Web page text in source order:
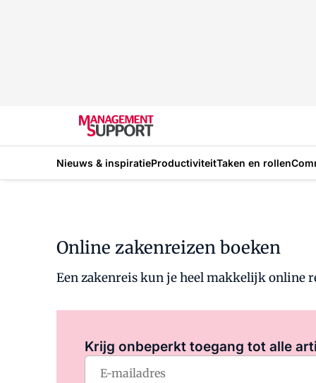
Nieuws & inspiratieProductiviteitTaken en rollen
Online zakenreizen boeken
Een zakenreis kun je heel makkelijk online
Krijg onbeperkt toegang tot alle